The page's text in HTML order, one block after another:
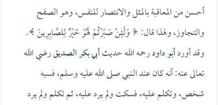
أحسن من المعاقبة بالمثل والانتصار للنفس، وهو الصفح
والتجاوز، ولهذا قال:
وَلَئِنْ صَبَرْتُمْ لَهُوَ خَيْرٌ لِلصَّابِرِينَ .
وقد أوردأبو داودرحمه الله حديثأبي بكر الصديقرضي الله
تعالى عنه: أنه كان عند النبي صلى الله عليه وسلم، فسبه
شخص، وتكلم عليه، فسكت ولم يرد عليه، ثم تكلم ولم يرد